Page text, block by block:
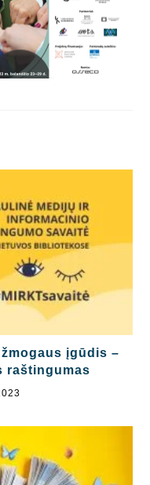
įgūdis –
raštingumas